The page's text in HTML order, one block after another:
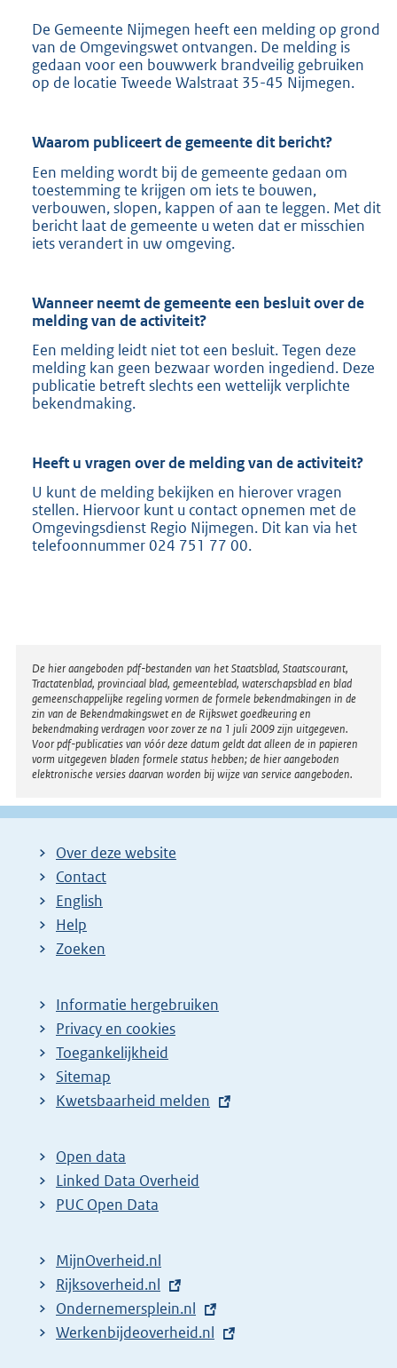
8
0
2
De Gemeente Nijmegen heeft een melding op grond
van de Omgevingswet ontvangen. De melding is
gedaan voor een bouwwerk brandveilig gebruiken
op de locatie Tweede Walstraat 35-45 Nijmegen.
Waarom publiceert de gemeente dit bericht?
Een melding wordt bij de gemeente gedaan om
toestemming te krijgen om iets te bouwen,
verbouwen, slopen, kappen of aan te leggen. Met dit
bericht laat de gemeente u weten dat er misschien
iets verandert in uw omgeving.
Wanneer neemt de gemeente een besluit over de
melding van de activiteit?
Een melding leidt niet tot een besluit. Tegen deze
melding kan geen bezwaar worden ingediend. Deze
publicatie betreft slechts een wettelijk verplichte
bekendmaking.
Heeft u vragen over de melding van de activiteit?
U kunt de melding bekijken en hierover vragen
stellen. Hiervoor kunt u contact opnemen met de
Omgevingsdienst Regio Nijmegen. Dit kan via het
telefoonnummer 024 751 77 00.
Disclaimer
De hier aangeboden pdf-bestanden van het Staatsblad, Staatscourant,
Tractatenblad, provinciaal blad, gemeenteblad, waterschapsblad en blad
gemeenschappelijke regeling vormen de formele bekendmakingen in de
zin van de Bekendmakingswet en de Rijkswet goedkeuring en
bekendmaking verdragen voor zover ze na 1 juli 2009 zijn uitgegeven.
Voor pdf-publicaties van vóór deze datum geldt dat alleen de in papieren
vorm uitgegeven bladen formele status hebben; de hier aangeboden
elektronische versies daarvan worden bij wijze van service aangeboden.
Over deze website
Contact
English
Help
Zoeken
Informatie hergebruiken
Privacy en cookies
Toegankelijkheid
Sitemap
E
t
e
r
l
i
n
k
Kwetsbaarheid melden
Open data
Linked Data Overheid
PUC Open Data
MijnOverheid.nl
E
x
t
Rijksoverheid.nl
E
x
Ondernemersplein.nl
E
Werkenbijdeoverheid.nl